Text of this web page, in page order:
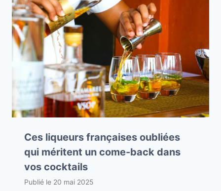
Ces liqueurs françaises oubliées
qui méritent un come-back dans
vos cocktails
Publié le 20 mai 2025